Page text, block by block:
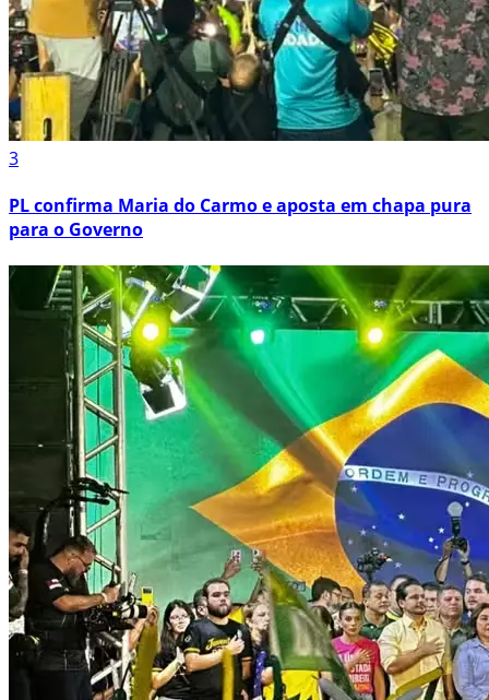
3
PL confirma Maria do Carmo e aposta em chapa pura
para o Governo